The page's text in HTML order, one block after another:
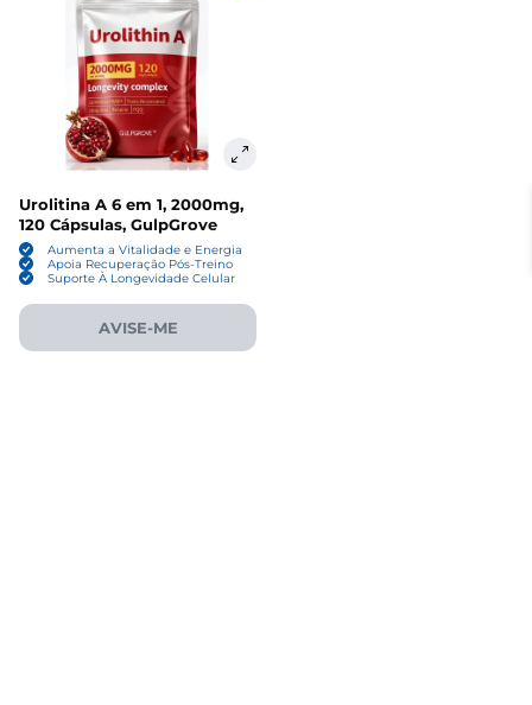
Urolitina A 6 em 1, 2000mg,
120 Cápsulas, GulpGrove
Aumenta a Vitalidade e Energia
Apoia Recuperação Pós-Treino
Suporte À Longevidade Celular
AVISE-ME